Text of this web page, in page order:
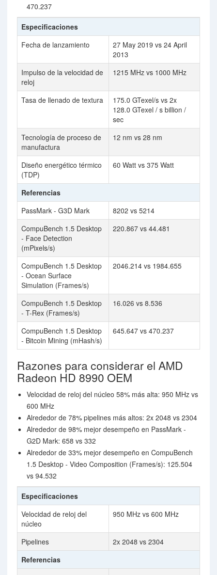
470.237
Especificaciones
Fecha de lanzamiento
27 May 2019 vs 24 April
2013
Impulso de la velocidad de
reloj
1215 MHz vs 1000 MHz
Tasa de llenado de textura
175.0 GTexel/s vs 2x
128.0 GTexel / s billion /
sec
Tecnología de proceso de
manufactura
12 nm vs 28 nm
Diseño energético térmico
(TDP)
60 Watt vs 375 Watt
Referencias
PassMark - G3D Mark
8202 vs 5214
CompuBench 1.5 Desktop
- Face Detection
(mPixels/s)
220.867 vs 44.481
CompuBench 1.5 Desktop
- Ocean Surface
Simulation (Frames/s)
2046.214 vs 1984.655
CompuBench 1.5 Desktop
- T-Rex (Frames/s)
16.026 vs 8.536
CompuBench 1.5 Desktop
- Bitcoin Mining (mHash/s)
645.647 vs 470.237
Razones para considerar el AMD
Radeon HD 8990 OEM
Velocidad de reloj del núcleo 58% más alta: 950 MHz vs
600 MHz
Alrededor de 78% pipelines más altos: 2x 2048 vs 2304
Alrededor de 98% mejor desempeño en PassMark -
G2D Mark: 658 vs 332
Alrededor de 33% mejor desempeño en CompuBench
1.5 Desktop - Video Composition (Frames/s): 125.504
vs 94.532
Especificaciones
Velocidad de reloj del
núcleo
950 MHz vs 600 MHz
Pipelines
2x 2048 vs 2304
Referencias